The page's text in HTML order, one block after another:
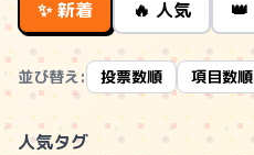
✨ 新着 🔥 人気 👑
並び替え: 投票数順 項目数順
人気タグ